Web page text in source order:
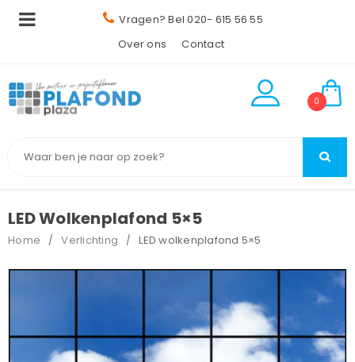
Vragen? Bel 020- 615 56 55
Over ons
Contact
0
LED Wolkenplafond 5×5
Home / Verlichting / LED wolkenplafond 5×5